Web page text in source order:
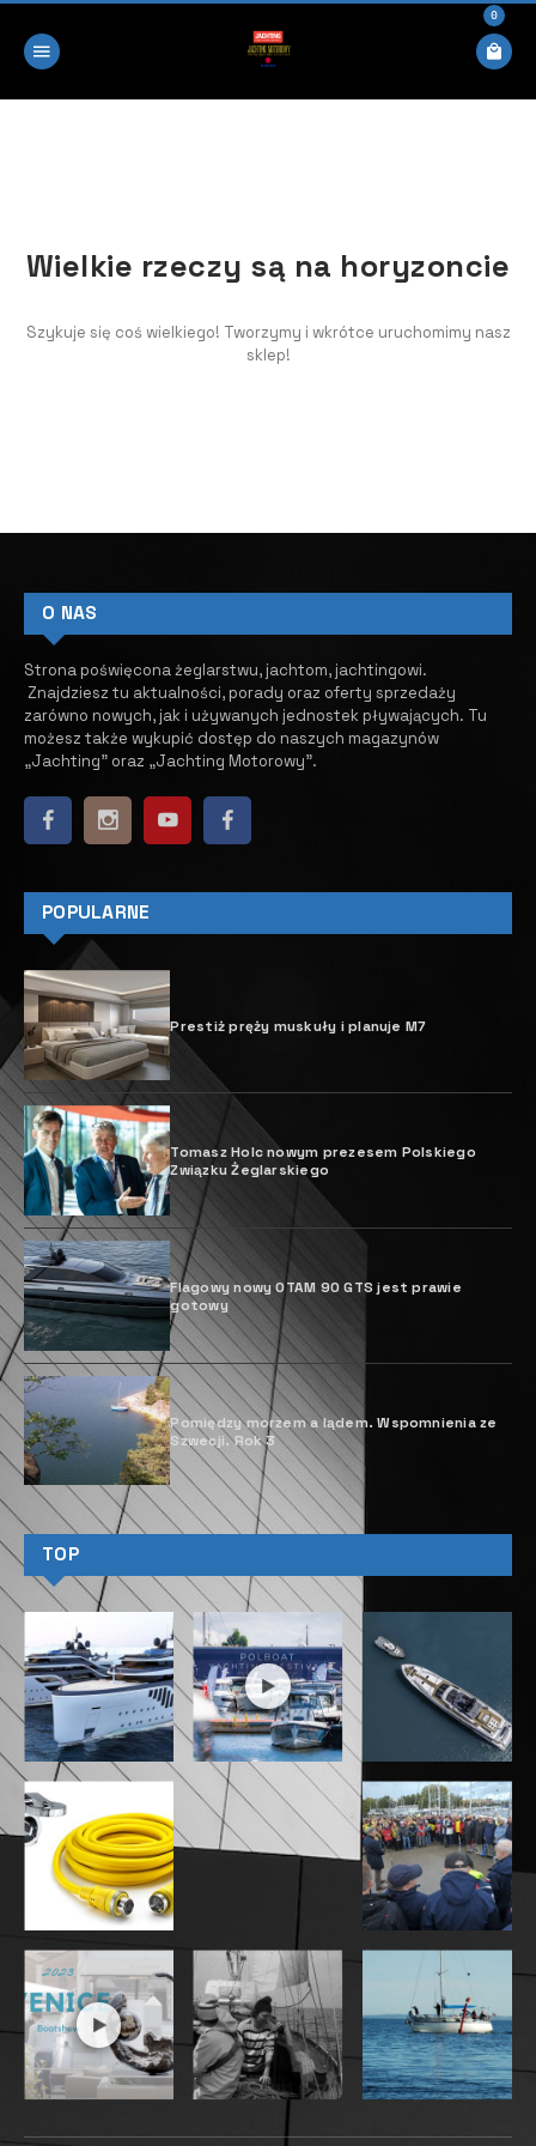
0
Wielkie rzeczy są na horyzoncie
Szykuje się coś wielkiego! Tworzymy i wkrótce uruchomimy nasz
sklep!
O NAS
Strona poświęcona żeglarstwu, jachtom, jachtingowi.
Znajdziesz tu aktualności, porady oraz oferty sprzedaży
zarówno nowych, jak i używanych jednostek pływających. ​ Tu
możesz także wykupić dostęp do naszych magazynów
„Jachting” oraz „Jachting Motorowy”.
POPULARNE
Prestiż pręży muskuły i planuje M7
Tomasz Holc nowym prezesem Polskiego
Związku Żeglarskiego
Flagowy nowy OTAM 90 GTS jest prawie
gotowy
Pomiędzy morzem a lądem. Wspomnienia ze
Szwecji. Rok 3
TOP